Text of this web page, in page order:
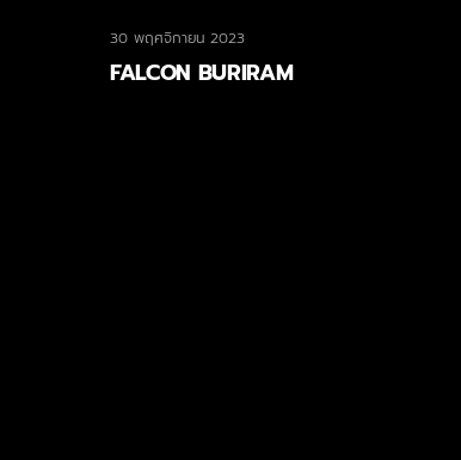
30 พฤศจิกายน 2023
FALCON BURIRAM